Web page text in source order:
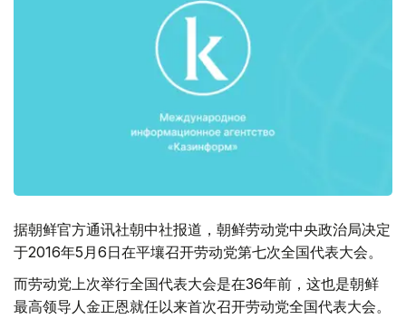
据朝鲜官方通讯社朝中社报道，朝鲜劳动党中央政治局决定
于2016年5月6日在平壤召开劳动党第七次全国代表大会。
而劳动党上次举行全国代表大会是在36年前，这也是朝鲜
最高领导人金正恩就任以来首次召开劳动党全国代表大会。